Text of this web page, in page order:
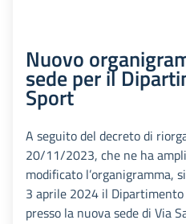
Nuovo
sede per il
Sport
A seguito del decreto di
20/11/2023, che ne ha
modificato l’organigramma,
3 aprile 2024 il
presso la nuova sede di Via